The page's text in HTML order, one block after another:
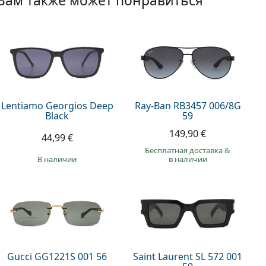
Lentiamo Georgios Deep
Black
44,99 €
в наличии
Ray-Ban RB3457 006/8G
59
149,90 €
Бесплатная доставка&
в наличии
Gucci GG1221S 001 56 Saint Laurent SL 572 001